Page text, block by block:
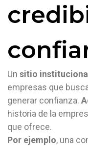
Un sitio institucional
empresas que
generar confianza.
historia de la
que ofrece.
Por ejemplo, una